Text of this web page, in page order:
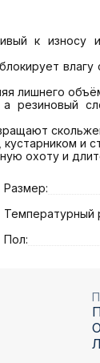
охоту и
Размер:
Температурный
Пол: